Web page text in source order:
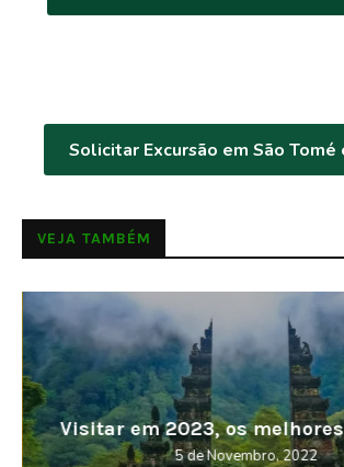
Solicitar Excursão em São Tomé
VEJA TAMBÉM
Visitar em 2023, os
5 de Novembro, 2022